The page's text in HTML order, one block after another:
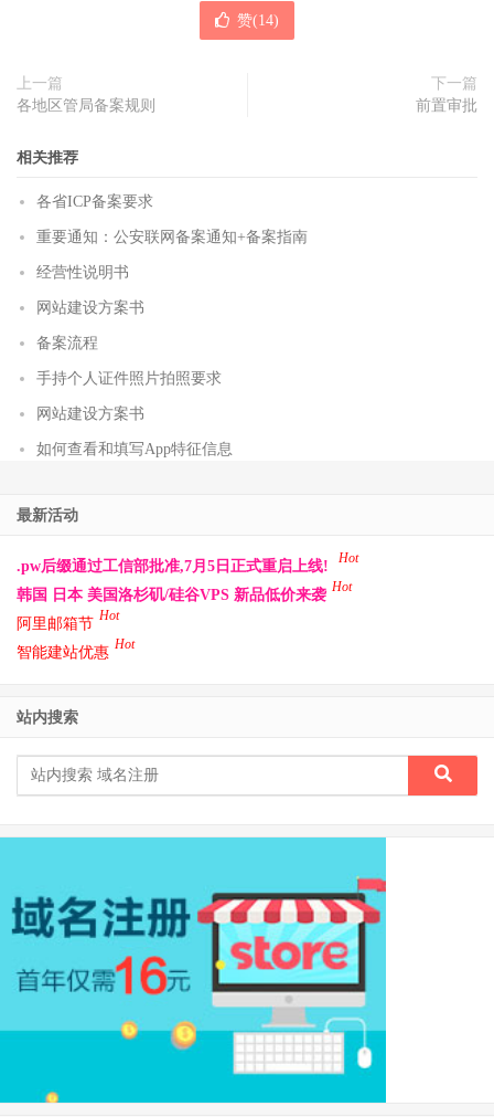
赞(14)
上一篇
各地区管局备案规则
下一篇
前置审批
相关推荐
各省ICP备案要求
重要通知：公安联网备案通知+备案指南
经营性说明书
网站建设方案书
备案流程
手持个人证件照片拍照要求
网站建设方案书
如何查看和填写App特征信息
最新活动
.pw后缀通过工信部批准,7月5日正式重启上线! Hot
韩国 日本 美国洛杉矶/硅谷VPS 新品低价来袭 Hot
阿里邮箱节 Hot
智能建站优惠 Hot
站内搜索